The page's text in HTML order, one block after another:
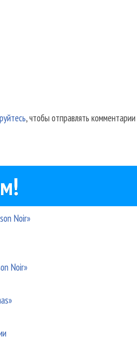
, чтобы отправлять комментарии
Noir»
Noir»